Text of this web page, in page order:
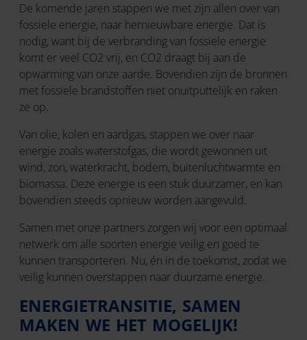
De komende jaren stappen we met zijn allen over van
fossiele energie, naar hernieuwbare energie. Dat is
nodig, want bij de verbranding van fossiele energie
komt er veel CO2 vrij, en CO2 draagt bij aan de
opwarming van onze aarde. Bovendien zijn de bronnen
met fossiele brandstoffen niet onuitputtelijk en raken
ze op.
Van olie, kolen en aardgas, stappen we over naar
energie zoals waterstofgas, die wordt gewonnen uit
wind, zon, waterkracht, bodem, buitenluchtwarmte en
biomassa. Deze energie is een stuk duurzamer, en kan
bovendien steeds opnieuw worden aangevuld.
Samen met onze partners zorgen wij voor een optimaal
netwerk om alle soorten energie veilig en goed te
kunnen transporteren. Nu, én in de toekomst, zodat we
veilig kunnen overstappen naar duurzame energie.
ENERGIETRANSITIE, SAMEN
MAKEN WE HET MOGELIJK!